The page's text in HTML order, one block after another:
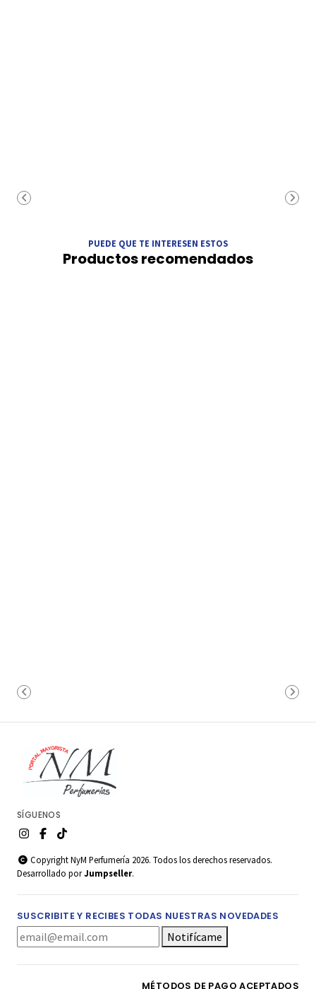
PUEDE QUE TE INTERESEN ESTOS
Productos recomendados
SÍGUENOS
Copyright NyM Perfumería 2026. Todos los derechos reservados.
Desarrollado porJumpseller.
SUSCRIBITE Y RECIBES TODAS NUESTRAS NOVEDADES
Notifícame
MÉTODOS DE PAGO ACEPTADOS